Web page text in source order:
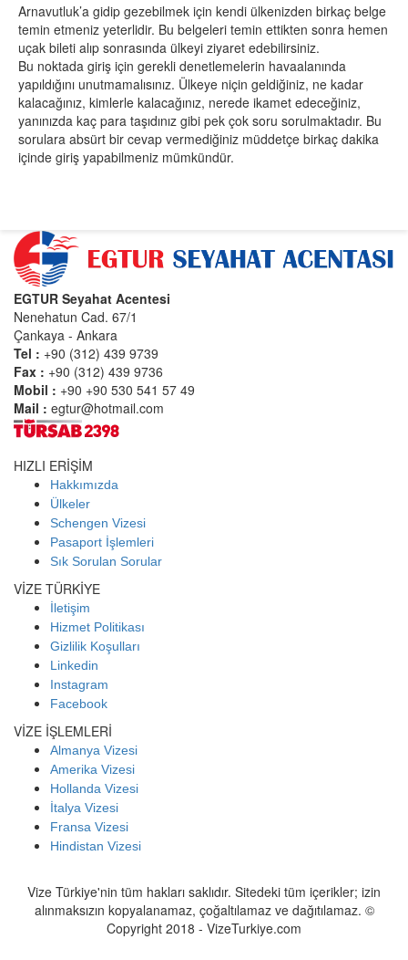
Arnavutluk’a gidip gezebilmek için kendi ülkenizden birkaç belge
temin etmeniz yeterlidir. Bu belgeleri temin ettikten sonra hemen
uçak bileti alıp sonrasında ülkeyi ziyaret edebilirsiniz.
Bu noktada giriş için gerekli denetlemelerin havaalanında
yapıldığını unutmamalısınız. Ülkeye niçin geldiğiniz, ne kadar
kalacağınız, kimlerle kalacağınız, nerede ikamet edeceğiniz,
yanınızda kaç para taşıdınız gibi pek çok soru sorulmaktadır. Bu
sorulara absürt bir cevap vermediğiniz müddetçe birkaç dakika
içinde giriş yapabilmeniz mümkündür.
EGTUR Seyahat Acentesi
Nenehatun Cad. 67/1
Çankaya - Ankara
Tel : +90 (312) 439 9739
Fax : +90 (312) 439 9736
Mobil : +90 +90 530 541 57 49
Mail : egtur@hotmail.com
HIZLI ERİŞİM
Hakkımızda
Ülkeler
Schengen Vizesi
Pasaport İşlemleri
Sık Sorulan Sorular
VİZE TÜRKİYE
İletişim
Hizmet Politikası
Gizlilik Koşulları
Linkedin
Instagram
Facebook
VİZE İŞLEMLERİ
Almanya Vizesi
Amerika Vizesi
Hollanda Vizesi
İtalya Vizesi
Fransa Vizesi
Hindistan Vizesi
Vize Türkiye'nin tüm hakları saklıdır. Sitedeki tüm içerikler; izin
alınmaksızın kopyalanamaz, çoğaltılamaz ve dağıtılamaz. ©
Copyright 2018 - VizeTurkiye.com